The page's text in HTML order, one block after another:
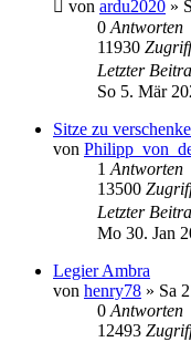
von ardu2020 »
0Antworten
11930
Letzter
So 5. Mär
Sitze zu
von
1Antworten
13500
Letzter
Mo 30. Jan
Legier Ambra
von henry78 » Sa
0Antworten
12493